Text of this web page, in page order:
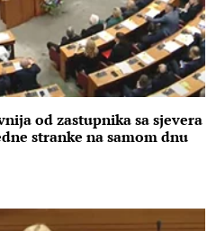
od zastupnika sa sjevera
stranke na samom dnu